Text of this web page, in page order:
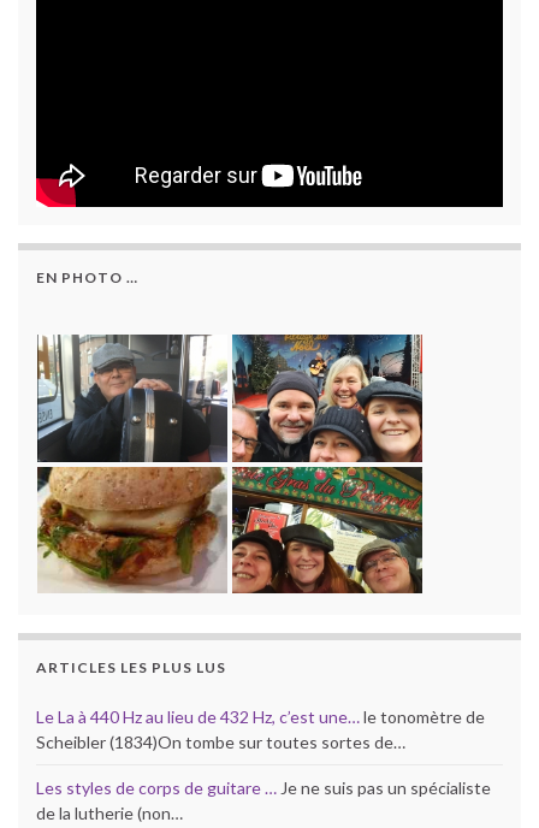
EN PHOTO …
ARTICLES LES PLUS LUS
Le La à 440 Hz au lieu de 432 Hz, c’est une…le tonomètre de
Scheibler (1834)On tombe sur toutes sortes de…
Les styles de corps de guitare … Je ne suis pas un spécialiste
de la lutherie (non…